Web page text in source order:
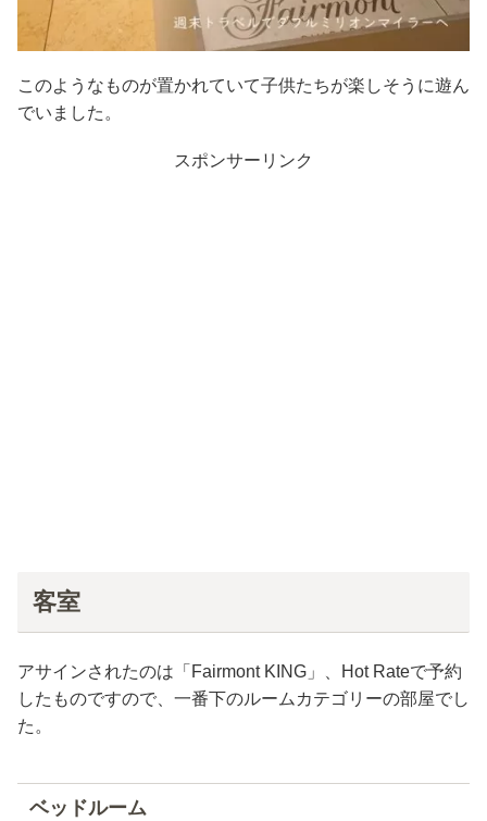
このようなものが置かれていて子供たちが楽しそうに遊ん
でいました。
スポンサーリンク
客室
アサインされたのは「Fairmont KING」、Hot Rateで予約
したものですので、一番下のルームカテゴリーの部屋でし
た。
ベッドルーム